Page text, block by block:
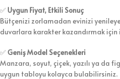
✅ Uygun Fiyat, Etkili Sonuç
Bütçenizi zorlamadan evinizi
duvarlara karakter kazandırmak için
✅ Geniş Model Seçenekleri
Manzara, soyut, çiçek, yazılı ya da
uygun tabloyu kolayca bulabilirsiniz.